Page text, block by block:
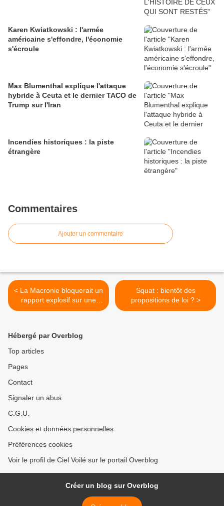
Karen Kwiatkowski : l'armée
américaine s'effondre, l'économie
s'écroule
Max Blumenthal explique l'attaque
hybride à Ceuta et le dernier TACO de
Trump sur l'Iran
Incendies historiques : la piste
étrangère
Commentaires
Ajouter un commentaire
< La Macronie bloquerait un
rapport explosif sur une
mise en danger du
Squat : bientôt des
propositions de loi ? >
Hébergé par Overblog
Top articles
Pages
Contact
Signaler un abus
C.G.U.
Cookies et données personnelles
Préférences cookies
Voir le profil de Ciel Voilé sur le portail Overblog
Créer un blog sur Overblog